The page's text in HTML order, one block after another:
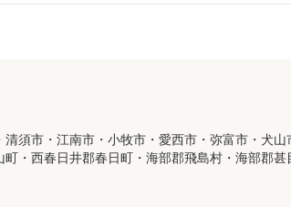
須市・江南市・小牧市・愛西市・弥富市・犬
・西春日井郡春日町・海部郡飛島村・海部郡